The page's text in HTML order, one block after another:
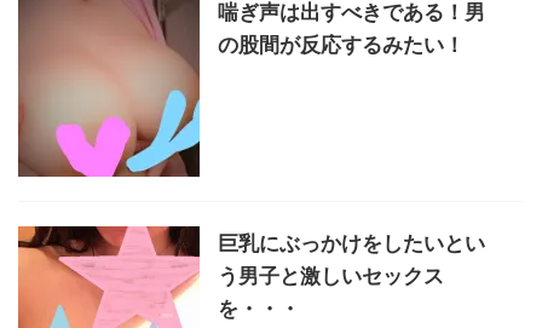
喘ぎ声は出すべきである！男
の股間が反応するみたい！
巨乳にぶっかけをしたいとい
う男子と激しいセックス
を・・・